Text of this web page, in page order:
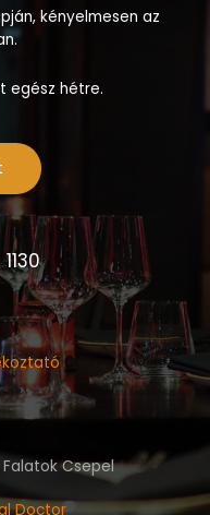
kényelmesen az
egész hétre.
Csepel
Doctor